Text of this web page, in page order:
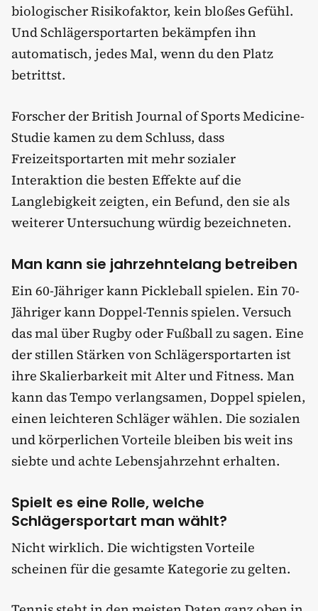
biologischer Risikofaktor, kein bloßes Gefühl.
Und Schlägersportarten bekämpfen ihn
automatisch, jedes Mal, wenn du den Platz
betrittst.
Forscher der British Journal of Sports Medicine-
Studie kamen zu dem Schluss, dass
Freizeitsportarten mit mehr sozialer
Interaktion die besten Effekte auf die
Langlebigkeit zeigten, ein Befund, den sie als
weiterer Untersuchung würdig bezeichneten.
Man kann sie jahrzehntelang betreiben
Ein 60-Jähriger kann Pickleball spielen. Ein 70-
Jähriger kann Doppel-Tennis spielen. Versuch
das mal über Rugby oder Fußball zu sagen. Eine
der stillen Stärken von Schlägersportarten ist
ihre Skalierbarkeit mit Alter und Fitness. Man
kann das Tempo verlangsamen, Doppel spielen,
einen leichteren Schläger wählen. Die sozialen
und körperlichen Vorteile bleiben bis weit ins
siebte und achte Lebensjahrzehnt erhalten.
Spielt es eine Rolle, welche
Schlägersportart man wählt?
Nicht wirklich. Die wichtigsten Vorteile
scheinen für die gesamte Kategorie zu gelten.